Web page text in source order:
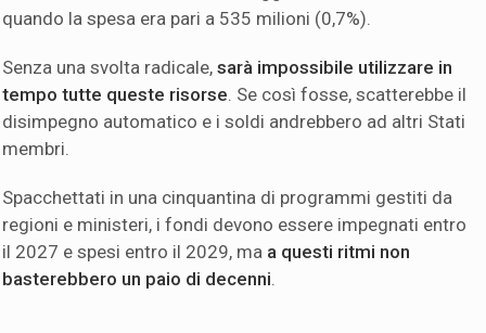
quando la spesa era pari a 535 milioni (0,7%).
Senza una svolta radicale, sarà impossibile utilizzare in
tempo tutte queste risorse . Se così fosse, scatterebbe il
disimpegno automatico e i soldi andrebbero ad altri Stati
membri.
Spacchettati in una cinquantina di programmi gestiti da
regioni e ministeri, i fondi devono essere impegnati entro
il 2027 e spesi entro il 2029, ma a questi ritmi non
basterebbero un paio di decenni